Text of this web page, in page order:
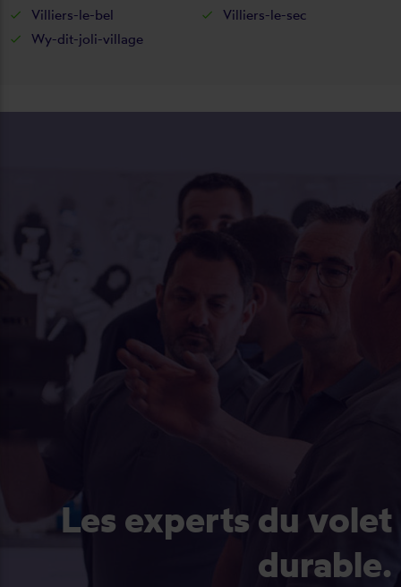
Villiers-le-bel
Villiers-le-sec
Wy-dit-joli-village
Les experts du volet
durable.